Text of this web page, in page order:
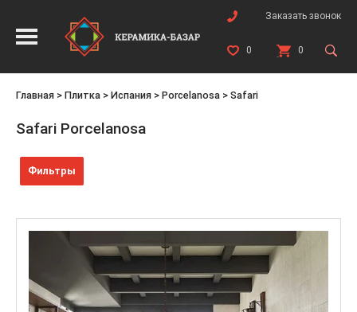
Заказать звонок
0 0
Главная > Плитка > Испания > Porcelanosa > Safari
Safari Porcelanosa
Фильтры